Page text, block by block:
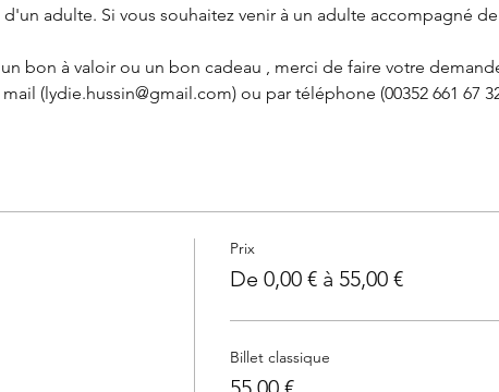
adulte. Si vous souhaitez venir à un adulte accompagné
un bon à valoir ou un bon cadeau , merci de faire votre
(lydie.hussin@gmail.com) ou par téléphone (00352 661 67
Prix
De 0,00 € à 55,00 €
Billet classique